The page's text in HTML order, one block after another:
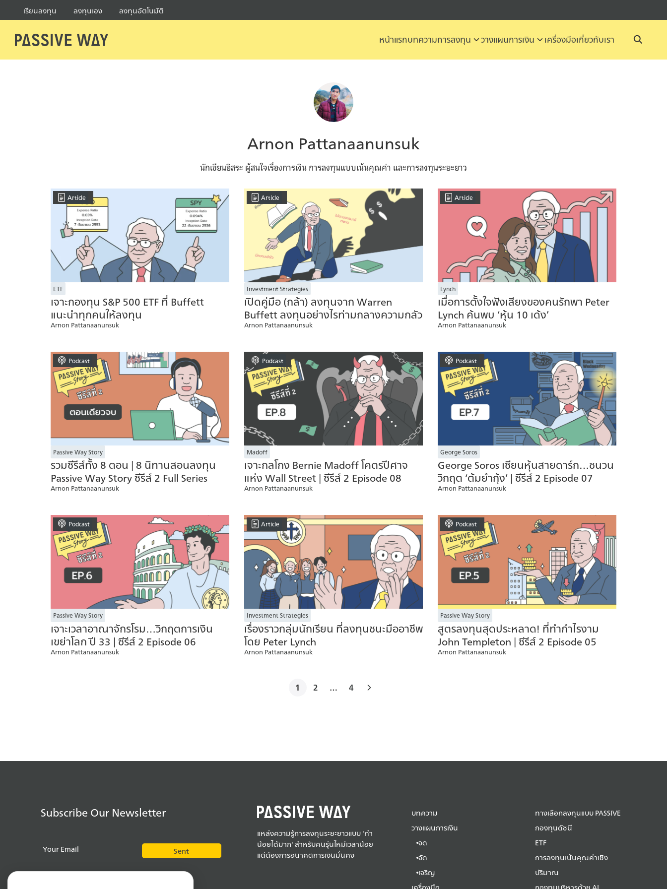
to
เรียนลงทุน ลงทุนเอง ลงทุนอัตโนมัติ
หน้าแรกบทความการลงทุน วางแผนการเงิน เครื่องมือเกี่ยวกับเรา
Arnon Pattanaanunsuk
นักเขียนอิสระ ผู้สนใจเรื่องการเงิน การลงทุนแบบเน้นคุณค่า และการลงทุนระยะยาว
Article
ETF
เจาะกองทุน S&P 500 ETF ที่ Buffett
แนะนำทุกคนให้ลงทุน
Arnon Pattanaanunsuk
Article
Investment Strategies
เปิดคู่มือ (กล้า) ลงทุนจาก Warren
Buffett ลงทุนอย่างไรท่ามกลางความกลัว
Arnon Pattanaanunsuk
Article
Lynch
เมื่อการตั้งใจฟังเสียงของคนรักพา Peter
Lynch ค้นพบ ‘หุ้น 10 เด้ง’
Arnon Pattanaanunsuk
Podcast
Passive Way Story
รวมซีรีส์ทั้ง 8 ตอน | 8 นิทานสอนลงทุน
Passive Way Story ซีรีส์ 2 Full Series
Arnon Pattanaanunsuk
Podcast
Madoff
เจาะกลโกง Bernie Madoff โคตรปีศาจ
แห่ง Wall Street | ซีรีส์ 2 Episode 08
Arnon Pattanaanunsuk
Podcast
George Soros
George Soros เซียนหุ้นสายดาร์ก…ชนวน
วิกฤต ‘ต้มยำกุ้ง’ | ซีรีส์ 2 Episode 07
Arnon Pattanaanunsuk
Podcast
Passive Way Story
เจาะเวลาอาณาจักรโรม…วิกฤตการเงิน
เขย่าโลก ปี 33 | ซีรีส์ 2 Episode 06
Arnon Pattanaanunsuk
Article
Investment Strategies
เรื่องราวกลุ่มนักเรียน ที่ลงทุนชนะมืออาชีพ
โดย Peter Lynch
Arnon Pattanaanunsuk
Podcast
Passive Way Story
สูตรลงทุนสุดประหลาด! ที่ทำกำไรงาม
John Templeton | ซีรีส์ 2 Episode 05
Arnon Pattanaanunsuk
1 2 … 4
Subscribe Our Newsletter
แหล่งความรู้การลงทุนระยะยาวแบบ 'ทำ
น้อยได้มาก' สำหรับคนรุ่นใหม่เวลาน้อย
แต่ต้องการอนาคตการเงินมั่นคง
บทความ
วางแผนการเงิน
จด
จัด
เจริญ
เครื่องมือ
ทางเลือกลงทุนแบบ PASSIVE
กองทุนดัชนี
ETF
การลงทุนเน้นคุณค่าเชิง
ปริมาณ
กองทุนบริหารด้วย AI